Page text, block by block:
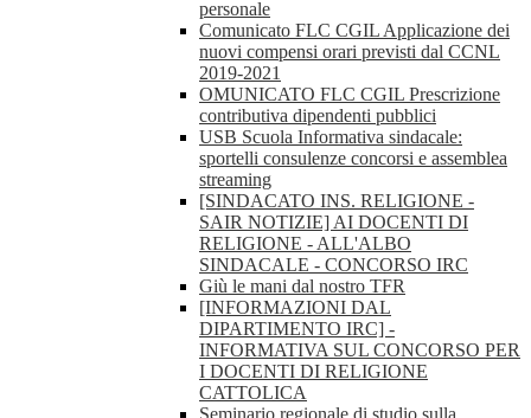
personale
Comunicato FLC CGIL Applicazione dei
nuovi compensi orari previsti dal CCNL
2019-2021
OMUNICATO FLC CGIL Prescrizione
contributiva dipendenti pubblici
USB Scuola Informativa sindacale:
sportelli consulenze concorsi e assemblea
streaming
[SINDACATO INS. RELIGIONE -
SAIR NOTIZIE] AI DOCENTI DI
RELIGIONE - ALL'ALBO
SINDACALE - CONCORSO IRC
Giù le mani dal nostro TFR
[INFORMAZIONI DAL
DIPARTIMENTO IRC] -
INFORMATIVA SUL CONCORSO PER
I DOCENTI DI RELIGIONE
CATTOLICA